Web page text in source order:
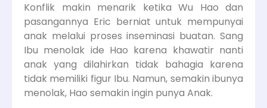
Konflik makin menarik ketika Wu Hao dan
pasangannya Eric berniat untuk mempunyai
anak melalui proses inseminasi buatan. Sang
Ibu menolak ide Hao karena khawatir nanti
anak yang dilahirkan tidak bahagia karena
tidak memiliki figur Ibu. Namun, semakin ibunya
menolak, Hao semakin ingin punya Anak.